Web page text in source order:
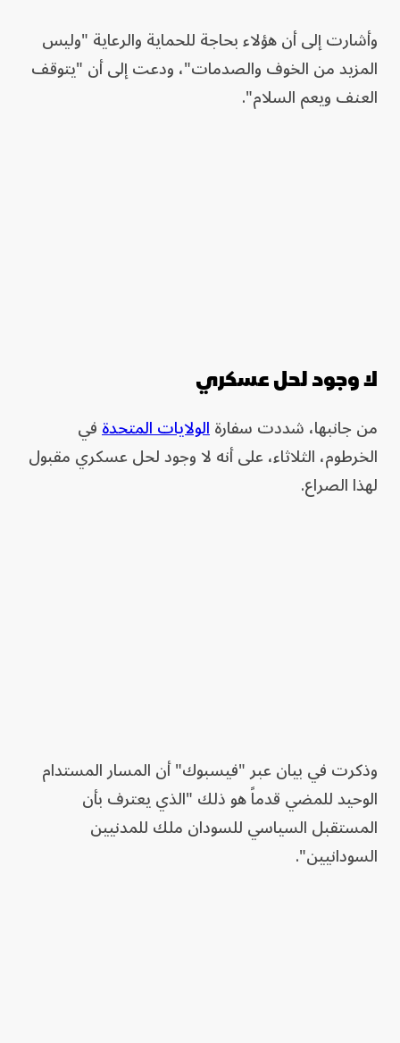
وأشارت إلى أن هؤلاء بحاجة للحماية والرعاية "وليس
المزيد من الخوف والصدمات"، ودعت إلى أن "يتوقف
العنف ويعم السلام".
لا وجود لحل عسكري
من جانبها، شددت سفارةالولايات المتحدةفي
الخرطوم، الثلاثاء، على أنه لا وجود لحل عسكري مقبول
لهذا الصراع.
وذكرت في بيان عبر "فيسبوك" أن المسار المستدام
الوحيد للمضي قدماً هو ذلك "الذي يعترف بأن
المستقبل السياسي للسودان ملك للمدنيين
السودانيين".